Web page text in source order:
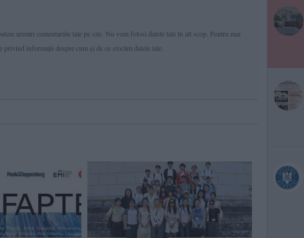
urmări comentariile tale pe site. Nu vom folosi datele tale în alt scop. Pentru mai
informaţii despre cum și de ce stocăm datele tale.